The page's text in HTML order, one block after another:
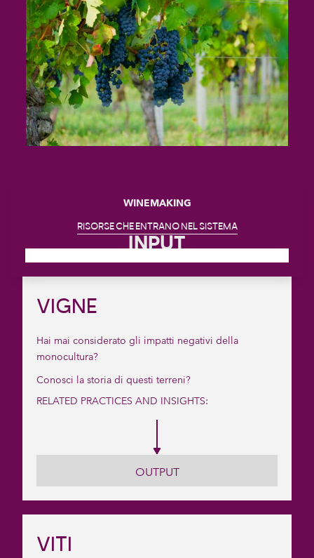
RISORSE CHE ENTRANO NEL SISTEMA
INPUT
WINEMAKING
VIGNE
Hai mai considerato gli impatti negativi della
monocultura?
Conosci la storia di questi terreni?
RELATED PRACTICES AND INSIGHTS:
OUTPUT
VITI